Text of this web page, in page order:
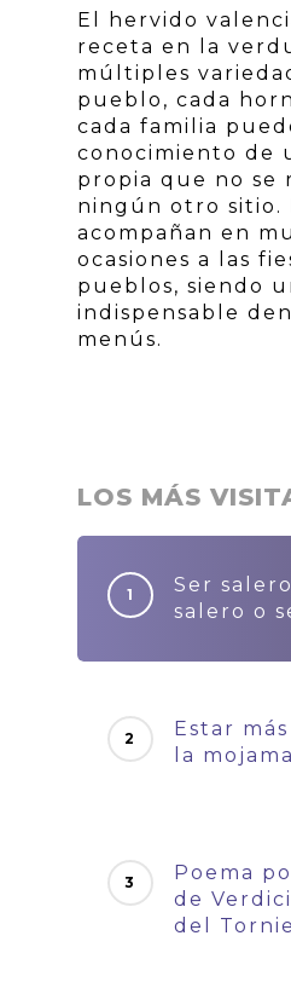
El hervido
receta en la
múltiples
pueblo, cada
cada familia
conocimiento de
propia que no se
ningún otro sitio.
acompañan en
ocasiones a las
pueblos, siendo
indispensable
menús.
LOS MÁS
Ser
salero o
Estar
la mojama
Poema
de
del